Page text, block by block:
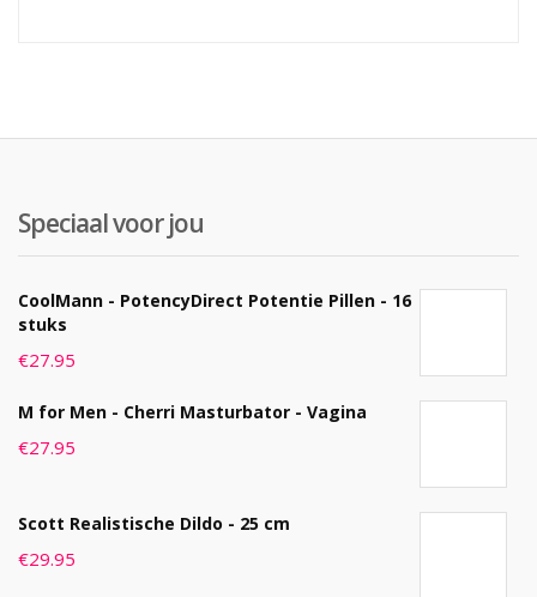
Speciaal voor jou
CoolMann - PotencyDirect Potentie Pillen - 16
stuks
€27.95
M for Men - Cherri Masturbator - Vagina
€27.95
Scott Realistische Dildo - 25 cm
€29.95